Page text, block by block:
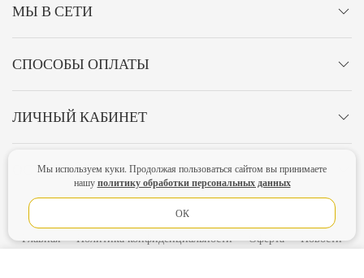
МЫ В СЕТИ
СПОСОБЫ ОПЛАТЫ
ЛИЧНЫЙ КАБИНЕТ
ОСТАВАЙТЕСЬ НА СВЯЗИ!
Главная Политика конфиденциальности Оферта Новости
Мы используем куки. Продолжая пользоваться сайтом вы принимаете
нашуполитику обработки персональных данных
ОК